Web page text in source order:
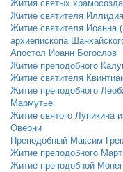
Жития святых
Житие святителя
Житие святителя Иоанна
архиепископа
Апостол Иоанн Богослов
Житие преподобного
Житие святителя
Житие преподобного
Мармутье
Житие святого Лупикина
Оверни
Преподобный Максим Грек
Житие преподобного
Житие преподобной